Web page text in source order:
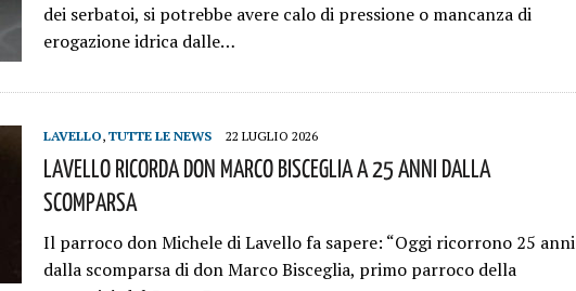
dei serbatoi, si potrebbe avere calo di pressione o mancanza di
erogazione idrica dalle…
LAVELLO, TUTTE LE NEWS 22 LUGLIO 2026
Lavello Ricorda Don Marco Bisceglia A 25 Anni Dalla
Scomparsa
Il parroco don Michele di Lavello fa sapere: “Oggi ricorrono 25 anni
dalla scomparsa di don Marco Bisceglia, primo parroco della